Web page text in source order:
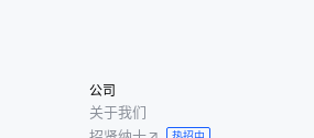
公司
关于我们